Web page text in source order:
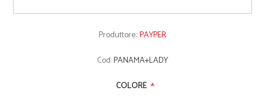
Produttore::PAYPER
Cod:PANAMA+LADY
COLORE *